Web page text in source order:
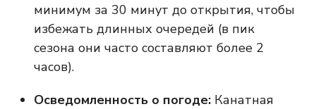
минимум за 30 минут до открытия, чтобы
избежать длинных очередей (в пик
сезона они часто составляют более 2
часов).
Осведомленность о погоде: Канатная